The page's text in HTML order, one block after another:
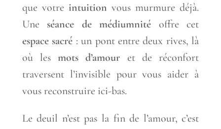
que votre intuition vous murmure déjà.
Une séance de médiumnité offre cet
espace sacré : un pont entre deux rives, là
où lesmots d’amour et de réconfort
traversent l’invisible pour vous aider à
vous reconstruire ici-bas.
Le deuil n’est pas la fin de l’amour, c’est